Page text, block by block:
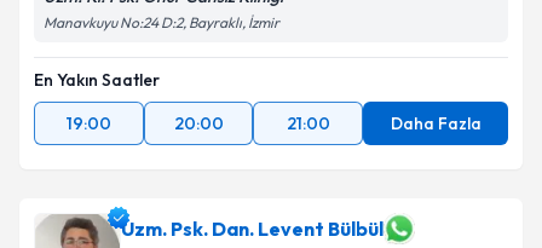
Manavkuyu No:24 D:2, Bayraklı, İzmir
En Yakın Saatler
19:00
20:00 21:00 Daha Fazla
Uzm. Psk. Dan. Levent Bülbül